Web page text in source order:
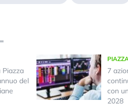
Piazza
del
7
con
2028